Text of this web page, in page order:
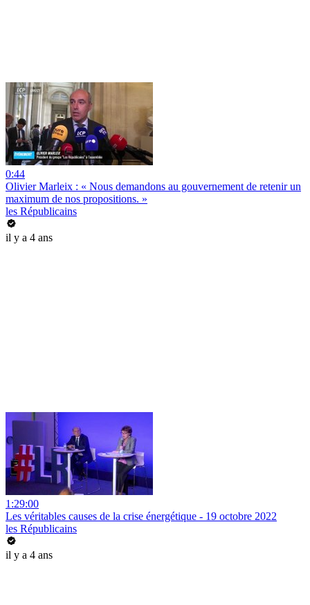
0:44
Olivier Marleix : « Nous demandons au gouvernement de retenir un
maximum de nos propositions. »
les Républicains
il y a 4 ans
1:29:00
Les véritables causes de la crise énergétique - 19 octobre 2022
les Républicains
il y a 4 ans